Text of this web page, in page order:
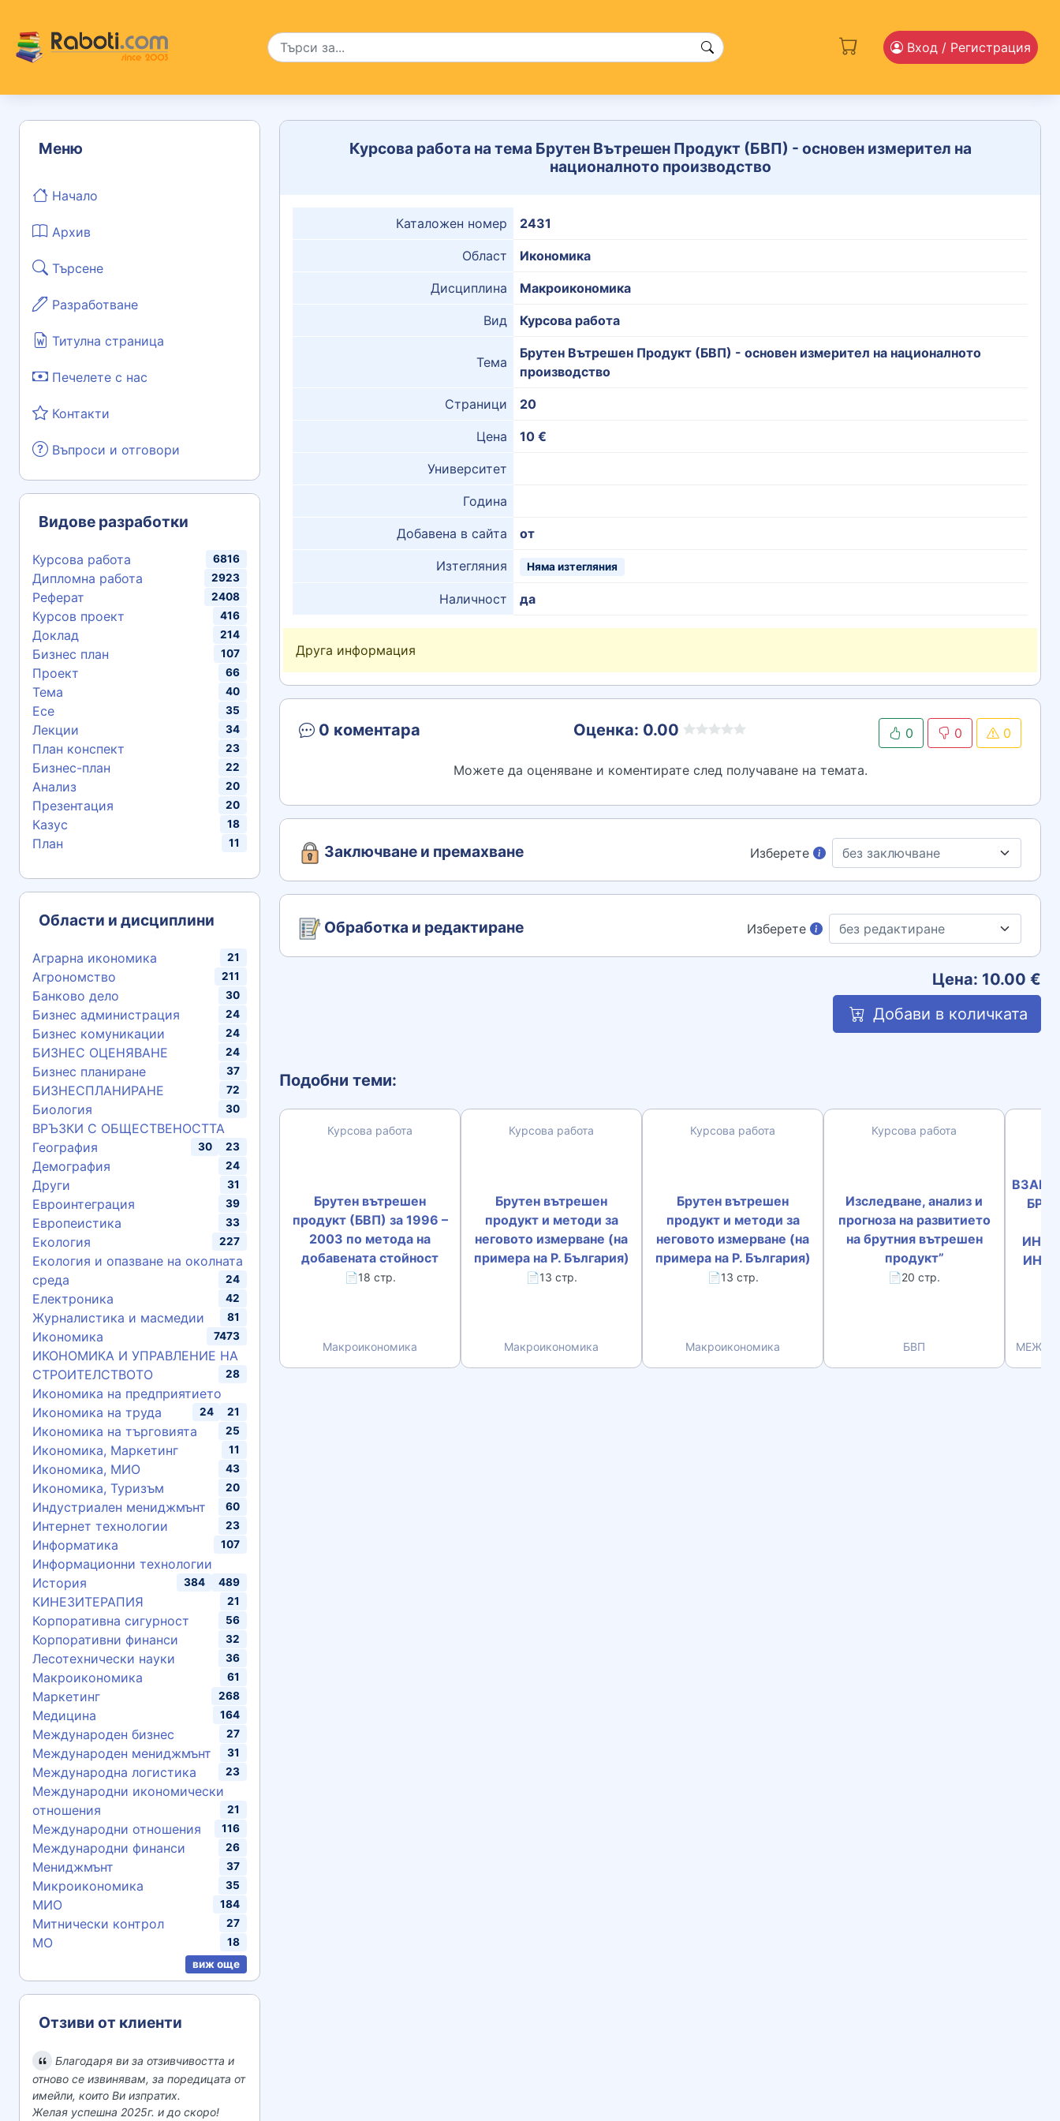
Вход / Регистрация
Меню
Начало
Архив
Търсене
Разработване
Титулна страница
Печелете с нас
Контакти
Въпроси и отговори
Видове разработки
Курсова работа 6816
Дипломна работа 2923
Реферат 2408
Курсов проект 416
Доклад 214
Бизнес план 107
Проект 66
Тема 40
Есе 35
Лекции 34
План конспект 23
Бизнес-план 22
Анализ 20
Презентация 20
Казус 18
План 11
Области и дисциплини
Аграрна икономика 21
Агрономство 211
Банково дело 30
Бизнес администрация 24
Бизнес комуникации 24
БИЗНЕС ОЦЕНЯВАНЕ 24
Бизнес планиране 37
БИЗНЕСПЛАНИРАНЕ 72
Биология 30
ВРЪЗКИ С ОБЩЕСТВЕНОСТТА
23
География 30
Демография 24
Други 31
Евроинтеграция 39
Европеистика 33
Екология 227
Екология и опазване на околната
среда
24
Електроника 42
Журналистика и масмедии 81
Икономика 7473
ИКОНОМИКА И УПРАВЛЕНИЕ НА
СТРОИТЕЛСТВОТО
28
Икономика на предприятието
21
Икономика на труда 24
Икономика на търговията 25
Икономика, Маркетинг 11
Икономика, МИО 43
Икономика, Туризъм 20
Индустриален мениджмънт 60
Интернет технологии 23
Информатика 107
Информационни технологии
489
История 384
КИНЕЗИТЕРАПИЯ 21
Корпоративна сигурност 56
Корпоративни финанси 32
Лесотехнически науки 36
Макроикономика 61
Маркетинг 268
Медицина 164
Международен бизнес 27
Международен мениджмънт 31
Международна логистика 23
Международни икономически
отношения
21
Международни отношения 116
Международни финанси 26
Мениджмънт 37
Микроикономика 35
МИО 184
Митнически контрол 27
МО
18
виж още
Отзиви от клиенти
Благодаря ви за отзивчивостта и
отново се извинявам, за поредицата от
имейли, които Ви изпратих.
Желая успешна 2025г. и до скоро!
Курсова работа на тема Брутен Вътрешен Продукт (БВП) - основен измерител на
националното производство
Каталожен номер 2431
Област Икономика
Дисциплина Макроикономика
Вид Курсова работа
Тема
Брутен Вътрешен Продукт (БВП) - основен измерител на националното
производство
Страници 20
Цена 10 €
Университет
Година
Добавена в сайта от
Изтегляния Няма изтегляния
Наличност да
Друга информация
0 коментара Оценка: 0.00 0 0 0
Можете да оценяване и коментирате след получаване на темата.
Заключване и премахване Изберете
Обработка и редактиране Изберете
Цена: 10.00 €
Добави в количката
Подобни теми:
Курсова работа
Брутен вътрешен
продукт (БВП) за 1996 –
2003 по метода на
добавената стойност
📄18 стр.
Макроикономика
Курсова работа
Брутен вътрешен
продукт и методи за
неговото измерване (на
примера на Р. България)
📄13 стр.
Макроикономика
Курсова работа
Брутен вътрешен
продукт и методи за
неговото измерване (на
примера на Р. България)
📄13 стр.
Макроикономика
Курсова работа
Изследване, анализ и
прогноза на развитието
на брутния вътрешен
продукт”
📄20 стр.
БВП